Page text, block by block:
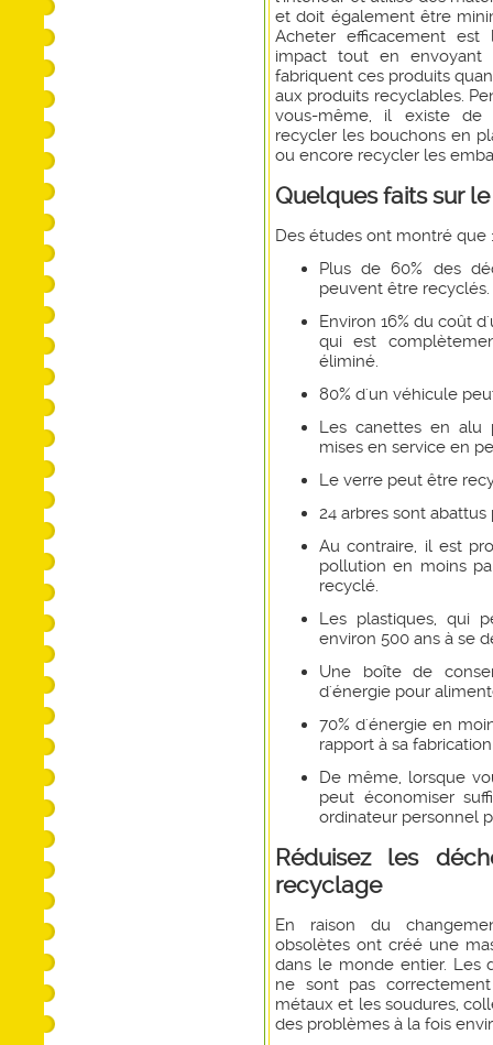
et doit également être
Acheter efficacement
impact tout en envoyant
fabriquent ces produits
aux produits recyclables.
vous-même, il existe de
recycler les bouchons en
ou encore recycler les
Quelques faits sur
Des études ont montré que :
Plus de 60% des
peuvent être recyclés.
Environ 16% du coût
qui est
éliminé.
80% d'un véhicule
Les canettes en alu
mises en service en
Le verre peut être
24 arbres sont
Au contraire, il est
pollution en moins
recyclé.
Les plastiques, qui
environ 500 ans à se
Une boîte de
d'énergie pour
70% d'énergie en
rapport à sa
De même, lorsque
peut économiser
ordinateur personnel
Réduisez les
recyclage
En raison du
obsolètes ont créé une
dans le monde entier. Les
ne sont pas
métaux et les soudures,
des problèmes à la fois